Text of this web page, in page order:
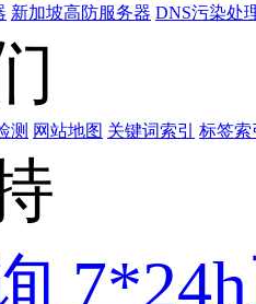
新加坡高防服务器 DNS污染处
测 网站地图 关键词索引 标签索